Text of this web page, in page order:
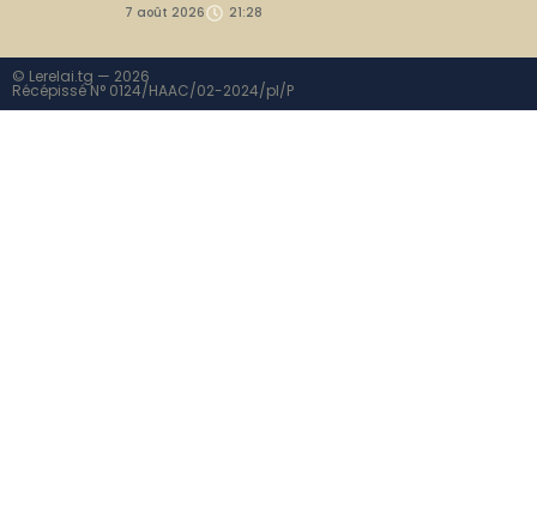
7 août 2026
21:28
© Lerelai.tg — 2026
Récépissé N° 0124/HAAC/02-2024/pl/P